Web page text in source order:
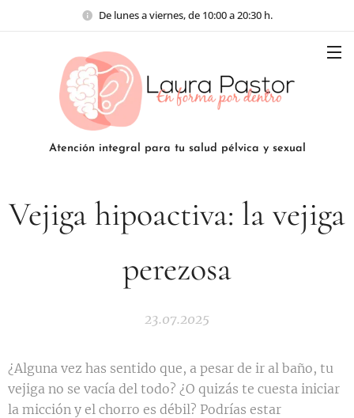
De lunes a viernes, de 10:00 a 20:30 h.
Atención integral para tu salud pélvica y sexual
Vejiga hipoactiva: la vejiga
perezosa
23.07.2025
¿Alguna vez has sentido que, a pesar de ir al baño, tu
vejiga no se vacía del todo? ¿O quizás te cuesta iniciar
la micción y el chorro es débil? Podrías estar